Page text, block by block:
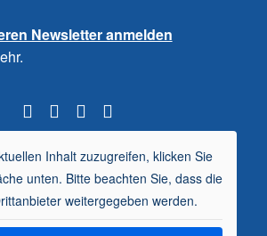
Newsletter anmelden
Inhalt zuzugreifen, klicken Sie
unten. Bitte beachten Sie, dass die
weitergegeben werden.